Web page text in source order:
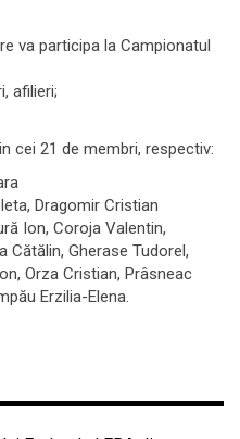
va participa la Campionatul
afilieri;
cei 21 de membri, respectiv:
Dragomir Cristian
Ion, Coroja Valentin,
Cătălin, Gherase Tudorel,
Orza Cristian, Prâsneac
Erzilia-Elena.